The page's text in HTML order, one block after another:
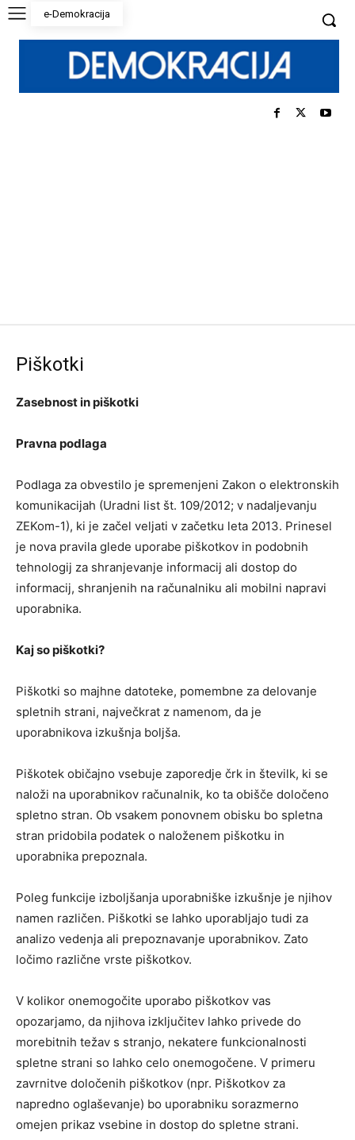
e-Demokracija
Piškotki
Zasebnost in piškotki
Pravna podlaga
Podlaga za obvestilo je spremenjeni Zakon o elektronskih
komunikacijah (Uradni list št. 109/2012; v nadaljevanju
ZEKom-1), ki je začel veljati v začetku leta 2013. Prinesel
je nova pravila glede uporabe piškotkov in podobnih
tehnologij za shranjevanje informacij ali dostop do
informacij, shranjenih na računalniku ali mobilni napravi
uporabnika.
Kaj so piškotki?
Piškotki so majhne datoteke, pomembne za delovanje
spletnih strani, največkrat z namenom, da je
uporabnikova izkušnja boljša.
Piškotek običajno vsebuje zaporedje črk in številk, ki se
naloži na uporabnikov računalnik, ko ta obišče določeno
spletno stran. Ob vsakem ponovnem obisku bo spletna
stran pridobila podatek o naloženem piškotku in
uporabnika prepoznala.
Poleg funkcije izboljšanja uporabniške izkušnje je njihov
namen različen. Piškotki se lahko uporabljajo tudi za
analizo vedenja ali prepoznavanje uporabnikov. Zato
ločimo različne vrste piškotkov.
V kolikor onemogočite uporabo piškotkov vas
opozarjamo, da njihova izključitev lahko privede do
morebitnih težav s stranjo, nekatere funkcionalnosti
spletne strani so lahko celo onemogočene. V primeru
zavrnitve določenih piškotkov (npr. Piškotkov za
napredno oglaševanje) bo uporabniku sorazmerno
omejen prikaz vsebine in dostop do spletne strani.